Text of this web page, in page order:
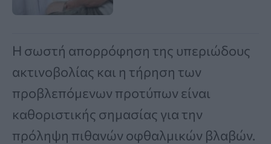
Η σωστή απορρόφηση της υπεριώδους
ακτινοβολίας και η τήρηση των
προβλεπόμενων προτύπων είναι
καθοριστικής σημασίας για την
πρόληψη πιθανών οφθαλμικών βλαβών.